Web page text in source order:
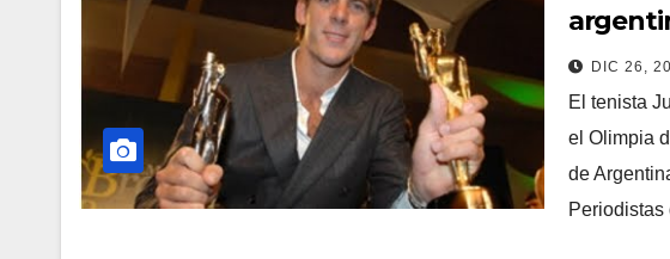
DIC 26,
El tenista
el Olimpia
de